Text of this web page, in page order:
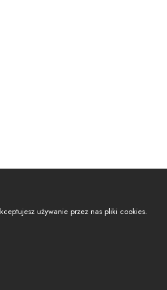
używanie przez nas pliki cookies.